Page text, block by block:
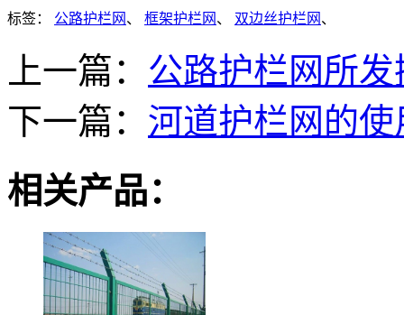
标签： 公路护栏网 、 框架护栏网 、 双边丝护栏网 、
上一篇： 公路护栏网所
下一篇： 河道护栏网的使
相关产品：